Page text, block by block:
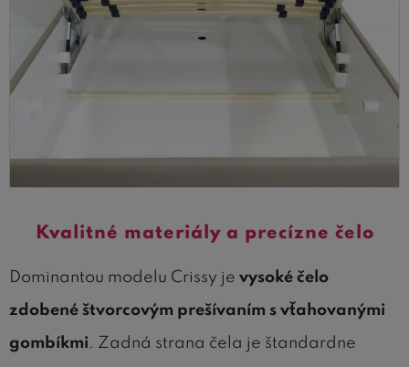
Kvalitné materiály a precízne čelo
Dominantou modelu Crissy je vysoké čelo
zdobené štvorcovým prešívaním s vťahovanými
gombíkmi. Zadná strana čela je štandardne